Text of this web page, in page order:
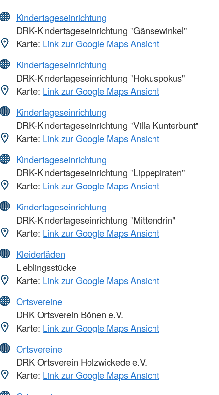
Kindertageseinrichtung
DRK-Kindertageseinrichtung "Gänsewinkel"
Karte: Link zur Google Maps Ansicht
Kindertageseinrichtung
DRK-Kindertageseinrichtung "Hokuspokus"
Karte: Link zur Google Maps Ansicht
Kindertageseinrichtung
DRK-Kindertageseinrichtung "Villa Kunterbunt"
Karte: Link zur Google Maps Ansicht
Kindertageseinrichtung
DRK-Kindertageseinrichtung "Lippepiraten"
Karte: Link zur Google Maps Ansicht
Kindertageseinrichtung
DRK-Kindertageseinrichtung "Mittendrin"
Karte: Link zur Google Maps Ansicht
Kleiderläden
Lieblingsstücke
Karte: Link zur Google Maps Ansicht
Ortsvereine
DRK Ortsverein Bönen e.V.
Karte: Link zur Google Maps Ansicht
Ortsvereine
DRK Ortsverein Holzwickede e.V.
Karte: Link zur Google Maps Ansicht